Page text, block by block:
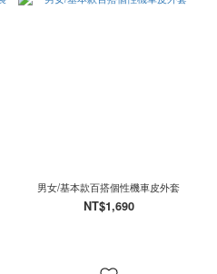
男女/基本款百搭個性機車皮外套
NT$1,690